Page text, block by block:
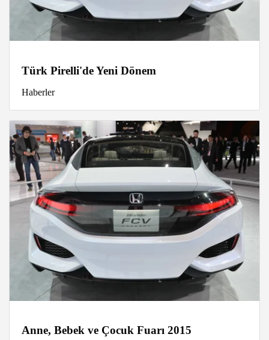
Türk Pirelli'de Yeni Dönem
Haberler
Anne, Bebek ve Çocuk Fuarı 2015